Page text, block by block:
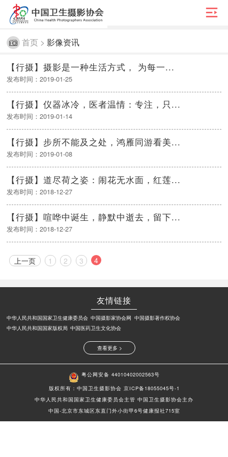

首页 > 影像资讯
【行摄】摄影是一种生活方式， 为每一...
发布时间：2019-01-25
【行摄】仪器冰冷，医者温情：专注，只...
发布时间：2019-01-14
【行摄】步所不能及之处，鸿雁同游看美...
发布时间：2019-01-08
【行摄】道尽荷之姿：闹花无水面，红莲...
发布时间：2018-12-27
【行摄】喧哗中诞生，静默中逝去，留下...
发布时间：2018-12-27
上一页 1 2 3 4
友情链接
中华人民共和国国家卫生健康委员会 中国摄影家协会网 中国摄影著作权协会
中华人民共和国国家版权局 中国医药卫生文化协会
查看更多 >
粤公网安备 44010402002563号
版权所有：中国卫生摄影协会 京ICP备18055045号-1
中华人民共和国国家卫生健康委员会主管 中国卫生摄影协会主办
中国-北京市东城区东直门外小街甲6号健康报社715室